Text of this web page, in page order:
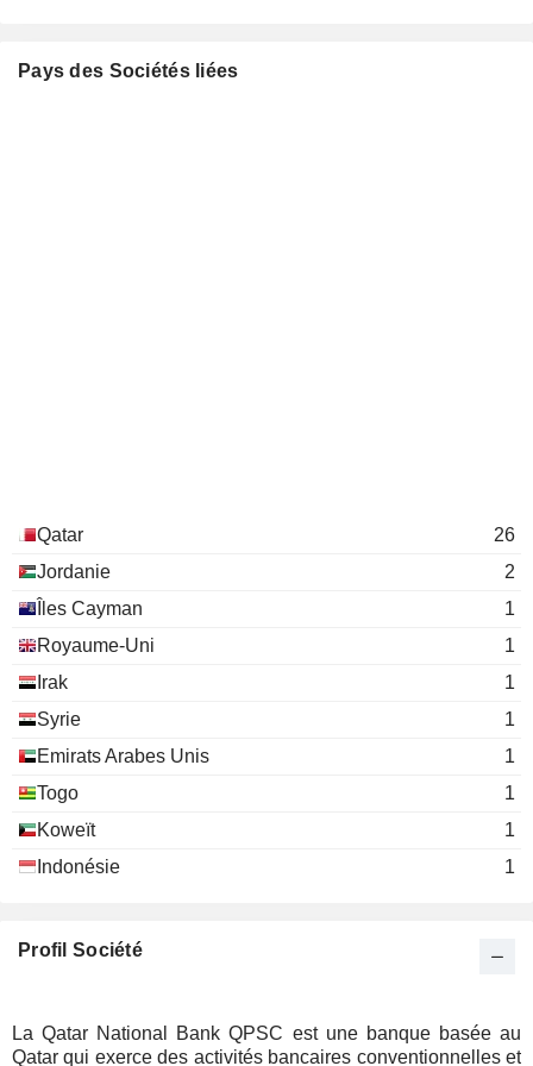
Communication
Pays des Sociétés liées
Qatar
26
Jordanie
2
Îles Cayman
1
Royaume-Uni
1
Irak
1
Syrie
1
Emirats Arabes Unis
1
Togo
1
Koweït
1
Indonésie
1
Profil Société
La Qatar National Bank QPSC est une banque basée au
Qatar qui exerce des activités bancaires conventionnelles et